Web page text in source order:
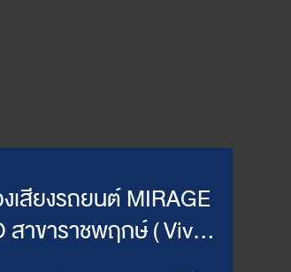
เสียงรถยนต์ MIRAGE